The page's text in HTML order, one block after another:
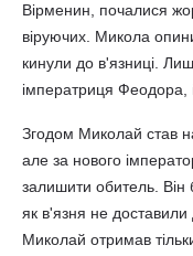
Вірменин, почалися
віруючих. Микола
кинули до в'язниці.
імператриця Феодора,
Згодом Миколай став
але за нового
залишити обитель. Він
як в'язня не
Миколай отримав